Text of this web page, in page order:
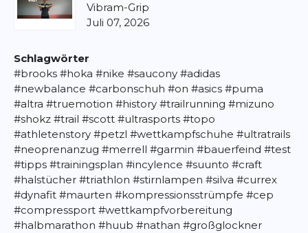
Vibram-Grip
Juli 07, 2026
Schlagwörter
#brooks #hoka #nike #saucony #adidas
#newbalance #carbonschuh #on #asics #puma
#altra #truemotion #history #trailrunning #mizuno
#shokz #trail #scott #ultrasports #topo
#athletenstory #petzl #wettkampfschuhe #ultratrails
#neoprenanzug #merrell #garmin #bauerfeind #test
#tipps #trainingsplan #incylence #suunto #craft
#halstücher #triathlon #stirnlampen #silva #currex
#dynafit #maurten #kompressionsstrümpfe #cep
#compressport #wettkampfvorbereitung
#halbmarathon #huub #nathan #großglockner